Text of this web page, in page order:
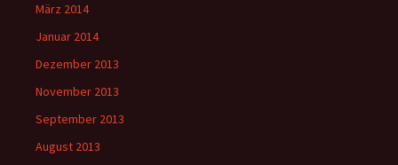
März 2014
Januar 2014
Dezember 2013
November 2013
September 2013
August 2013